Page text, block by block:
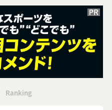
Ranking